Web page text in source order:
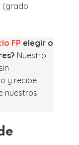
(grado
FP elegir o
Nuestro
y recibe
nuestros